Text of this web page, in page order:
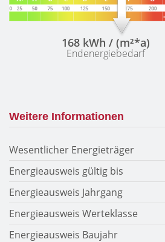
168 kWh / (m²*a)
Endenergiebedarf
Weitere Informationen
Wesentlicher Energieträger
Energieausweis gültig bis
Energieausweis Jahrgang
Energieausweis Werteklasse
Energieausweis Baujahr